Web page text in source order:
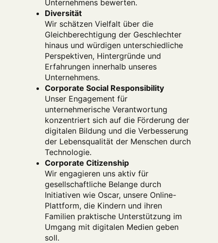
Unternehmens bewerten.
Diversität
Wir schätzen Vielfalt über die
Gleichberechtigung der Geschlechter
hinaus und würdigen unterschiedliche
Perspektiven, Hintergründe und
Erfahrungen innerhalb unseres
Unternehmens.
Corporate Social Responsibility
Unser Engagement für
unternehmerische Verantwortung
konzentriert sich auf die Förderung der
digitalen Bildung und die Verbesserung
der Lebensqualität der Menschen durch
Technologie.
Corporate Citizenship
Wir engagieren uns aktiv für
gesellschaftliche Belange durch
Initiativen wie Oscar, unsere Online-
Plattform, die Kindern und ihren
Familien praktische Unterstützung im
Umgang mit digitalen Medien geben
soll.